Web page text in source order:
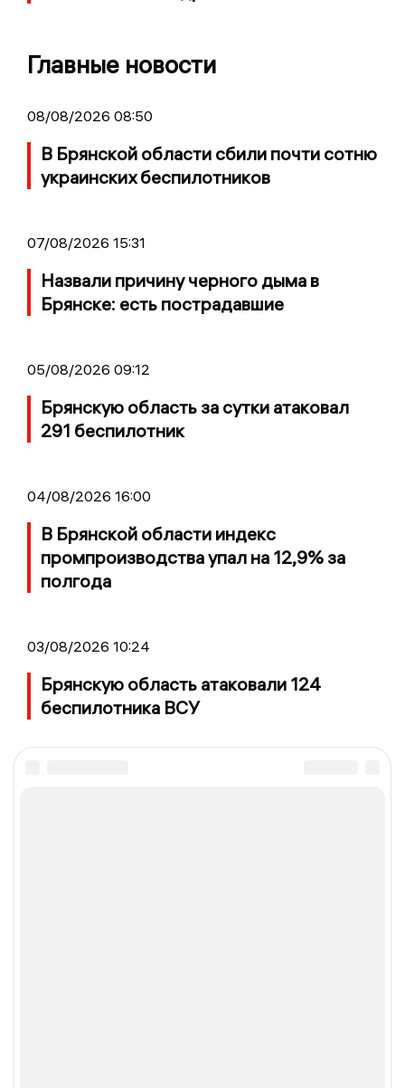
Главные новости
08/08/2026 08:50
В Брянской области сбили почти сотню
украинских беспилотников
07/08/2026 15:31
Назвали причину черного дыма в
Брянске: есть пострадавшие
05/08/2026 09:12
Брянскую область за сутки атаковал
291 беспилотник
04/08/2026 16:00
В Брянской области индекс
промпроизводства упал на 12,9% за
полгода
03/08/2026 10:24
Брянскую область атаковали 124
беспилотника ВСУ